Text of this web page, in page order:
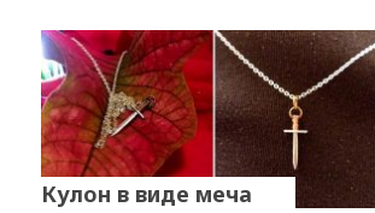
Кулон в виде меча